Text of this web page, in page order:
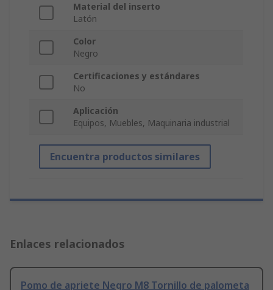
Material del inserto
Latón
Color
Negro
Certificaciones y estándares
No
Aplicación
Equipos, Muebles, Maquinaria industrial
Encuentra productos similares
Enlaces relacionados
Pomo de apriete Negro M8 Tornillo de palometa